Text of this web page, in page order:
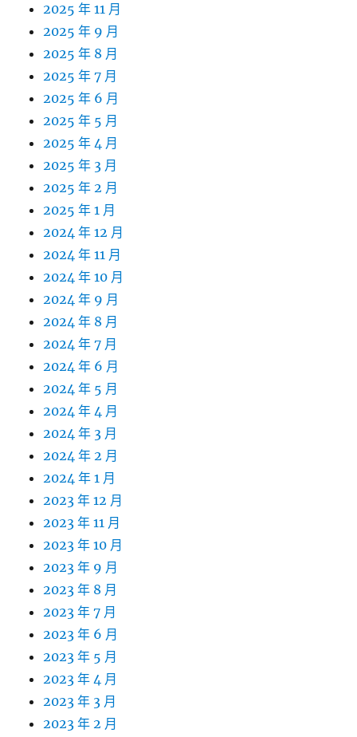
2025 年 11 月
2025 年 9 月
2025 年 8 月
2025 年 7 月
2025 年 6 月
2025 年 5 月
2025 年 4 月
2025 年 3 月
2025 年 2 月
2025 年 1 月
2024 年 12 月
2024 年 11 月
2024 年 10 月
2024 年 9 月
2024 年 8 月
2024 年 7 月
2024 年 6 月
2024 年 5 月
2024 年 4 月
2024 年 3 月
2024 年 2 月
2024 年 1 月
2023 年 12 月
2023 年 11 月
2023 年 10 月
2023 年 9 月
2023 年 8 月
2023 年 7 月
2023 年 6 月
2023 年 5 月
2023 年 4 月
2023 年 3 月
2023 年 2 月